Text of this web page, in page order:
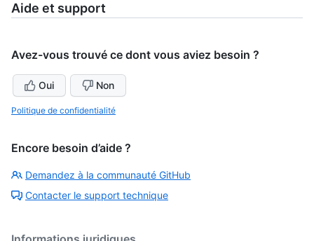
Aide et support
Avez-vous trouvé ce dont vous aviez besoin ?
Oui Non
Politique de confidentialité
Encore besoin d’aide ?
Demandez à la communauté GitHub
Contacter le support technique